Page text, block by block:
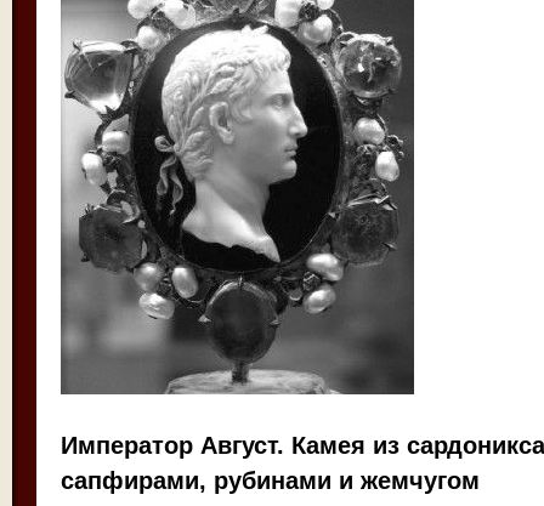
Император Август. Камея из
сапфирами, рубинами и жемчугом